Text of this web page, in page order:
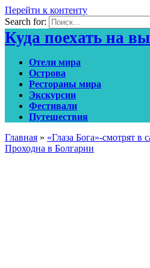
Перейти к контенту
Search for:
Куда поехать на
Отели мира
Острова
Рестораны мира
Экскурсии
Фестивали
Путешествия
Главная » «Глаза Бога»-смотрят в
Проходна в Болгарии